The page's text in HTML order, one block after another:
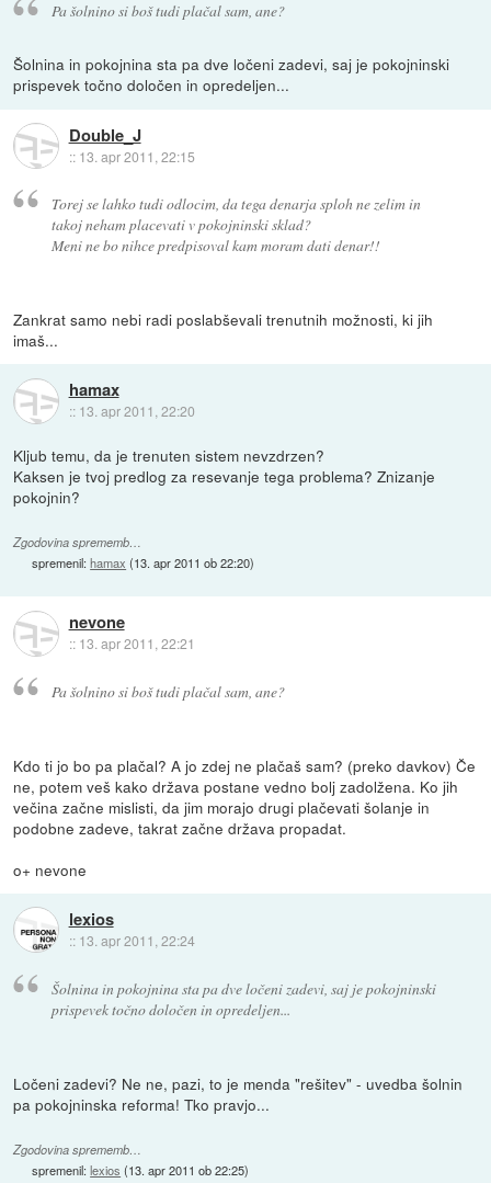
Pa šolnino si boš tudi plačal sam, ane?
Šolnina in pokojnina sta pa dve ločeni zadevi, saj je pokojninski
prispevek točno določen in opredeljen...
Double_J
:: 13. apr 2011, 22:15
Torej se lahko tudi odlocim, da tega denarja sploh ne zelim in
takoj neham placevati v pokojninski sklad?
Meni ne bo nihce predpisoval kam moram dati denar!!
Zankrat samo nebi radi poslabševali trenutnih možnosti, ki jih
imaš...
hamax
:: 13. apr 2011, 22:20
Kljub temu, da je trenuten sistem nevzdrzen?
Kaksen je tvoj predlog za resevanje tega problema? Znizanje
pokojnin?
Zgodovina sprememb…
spremenil:hamax (13. apr 2011 ob 22:20)
nevone
:: 13. apr 2011, 22:21
Pa šolnino si boš tudi plačal sam, ane?
Kdo ti jo bo pa plačal? A jo zdej ne plačaš sam? (preko davkov) Če
ne, potem veš kako država postane vedno bolj zadolžena. Ko jih
večina začne mislisti, da jim morajo drugi plačevati šolanje in
podobne zadeve, takrat začne država propadat.
o+ nevone
lexios
:: 13. apr 2011, 22:24
Šolnina in pokojnina sta pa dve ločeni zadevi, saj je pokojninski
prispevek točno določen in opredeljen...
Ločeni zadevi? Ne ne, pazi, to je menda "rešitev" - uvedba šolnin
pa pokojninska reforma! Tko pravjo...
Zgodovina sprememb…
spremenil:lexios (13. apr 2011 ob 22:25)